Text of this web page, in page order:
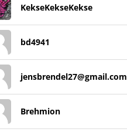
KekseKekseKekse
bd4941
jensbrendel27@gmail.com
Brehmion